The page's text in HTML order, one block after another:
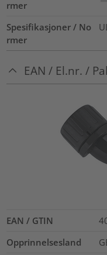
rmer
Spesifikasjoner / No
rmer
EAN / El.nr. /
EAN / GTIN
Opprinnelsesland